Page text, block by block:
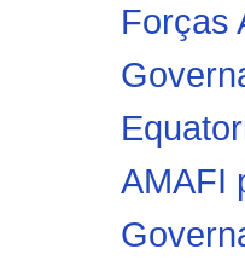
Forças
AMAFI